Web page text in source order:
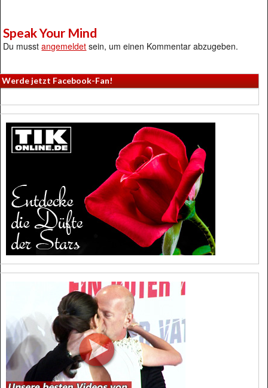
Speak Your Mind
Du musstangemeldet sein, um einen Kommentar abzugeben.
Werde jetzt Facebook-Fan!